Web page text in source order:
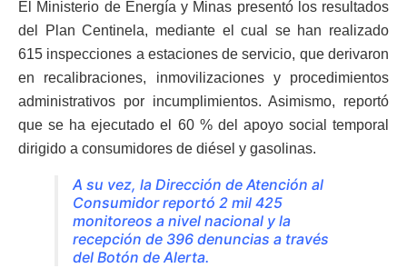
El Ministerio de Energía y Minas presentó los resultados
del Plan Centinela, mediante el cual se han realizado
615 inspecciones a estaciones de servicio, que derivaron
en recalibraciones, inmovilizaciones y procedimientos
administrativos por incumplimientos. Asimismo, reportó
que se ha ejecutado el 60 % del apoyo social temporal
dirigido a consumidores de diésel y gasolinas.
A su vez, la Dirección de Atención al
Consumidor reportó 2 mil 425
monitoreos a nivel nacional y la
recepción de 396 denuncias a través
del Botón de Alerta.